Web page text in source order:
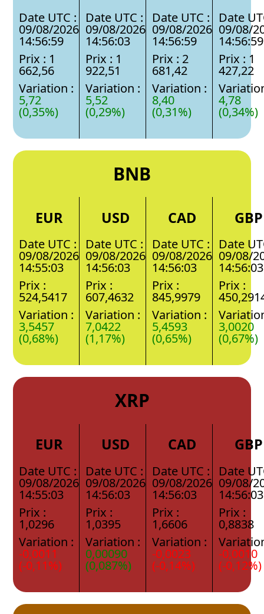
Date UTC :
09/08/2026
14:56:59
Prix : 1
662,56
Variation :
5,72
(0,35%)
Date UTC :
09/08/2026
14:56:03
Prix : 1
922,51
Variation :
5,52
(0,29%)
Date UTC :
09/08/2026
14:56:59
Prix : 2
681,42
Variation :
8,40
(0,31%)
Date
09/08/
14:56:59
Prix : 1
427,22
4,78
(0,34%)
BNB
EUR
Date UTC :
09/08/2026
14:55:03
Prix :
524,5417
Variation :
3,5457
(0,68%)
USD
Date UTC :
09/08/2026
14:56:03
Prix :
607,4632
Variation :
7,0422
(1,17%)
CAD
Date UTC :
09/08/2026
14:56:03
Prix :
845,9979
Variation :
5,4593
(0,65%)
GBP
Date
09/08/
14:56:03
Prix :
3,0020
(0,67%)
XRP
EUR
Date UTC :
09/08/2026
14:55:03
Prix :
1,0296
Variation :
-0,0011
(-0,11%)
USD
Date UTC :
09/08/2026
14:56:03
Prix :
1,0395
Variation :
0,00090
(0,087%)
CAD
Date UTC :
09/08/2026
14:56:03
Prix :
1,6606
Variation :
-0,0023
(-0,14%)
GBP
Date
09/08/
14:56:03
Prix :
0,8838
-0,0010
(-0,12%)